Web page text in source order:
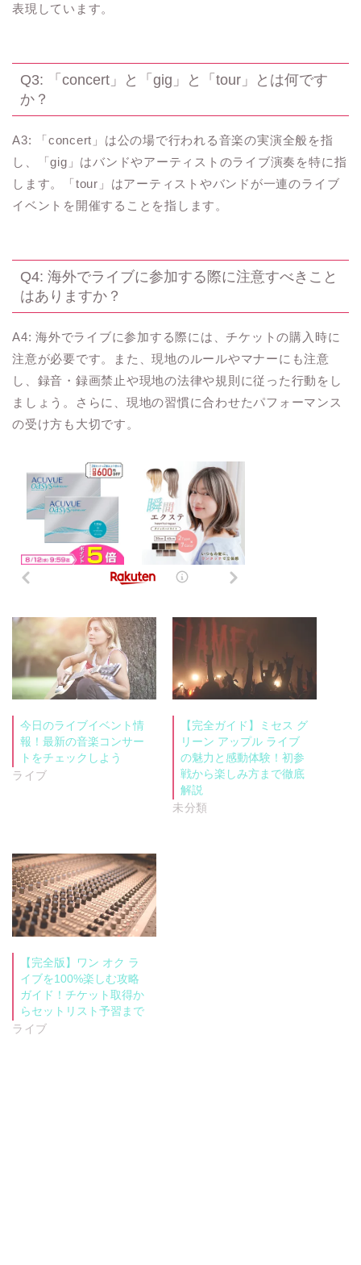
表現しています。
Q3: 「concert」と「gig」と「tour」とは何です
か？
A3: 「concert」は公の場で行われる音楽の実演全般を指
し、「gig」はバンドやアーティストのライブ演奏を特に指
します。「tour」はアーティストやバンドが一連のライブ
イベントを開催することを指します。
Q4: 海外でライブに参加する際に注意すべきこと
はありますか？
A4: 海外でライブに参加する際には、チケットの購入時に
注意が必要です。また、現地のルールやマナーにも注意
し、録音・録画禁止や現地の法律や規則に従った行動をし
ましょう。さらに、現地の習慣に合わせたパフォーマンス
の受け方も大切です。
今日のライブイベント情
報！最新の音楽コンサー
トをチェックしよう
ライブ
【完全ガイド】ミセス グ
リーン アップル ライブ
の魅力と感動体験！初参
戦から楽しみ方まで徹底
解説
未分類
【完全版】ワン オク ラ
イブを100%楽しむ攻略
ガイド！チケット取得か
らセットリスト予習まで
ライブ